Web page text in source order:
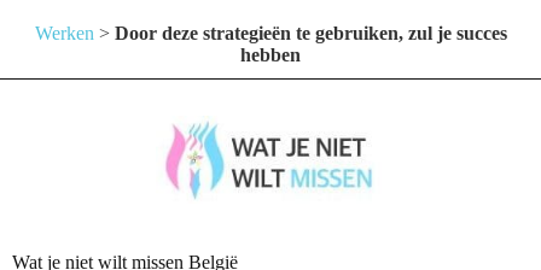
Werken> Door deze strategieën te gebruiken, zul je succes
hebben
Wat je niet wilt missen België